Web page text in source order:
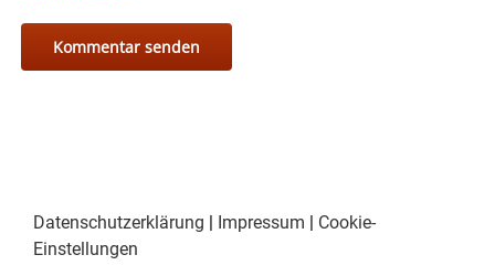
Datenschutzerklärung Impressum
Cookie-
Einstellungen